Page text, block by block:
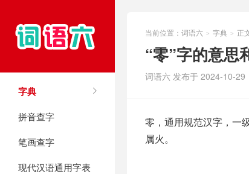
字典
拼音查字
笔画查字
现代汉语通用字表
当前位置： 词语六 > 字典 > 正
“零”字的意思
词语六 发布于 2024-10-29
零，通用规范汉字，一
属火。